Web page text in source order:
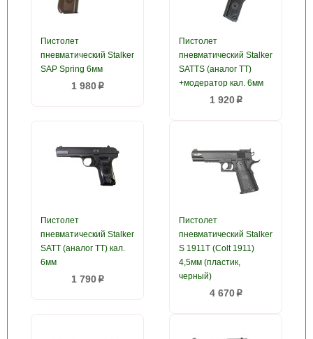
Пистолет
пневматический Stalker
SAP Spring 6мм
1 980p
Пистолет
пневматический Stalker
SATTS (аналог TT)
+модератор кал. 6мм
1 920p
Пистолет
пневматический Stalker
SATT (аналог TT) кал.
6мм
1 790p
Пистолет
пневматический Stalker
S 1911T (Colt 1911)
4,5мм (пластик,
черный)
4 670p